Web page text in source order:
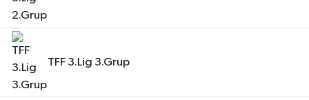
TFF 3.Lig 3.Grup